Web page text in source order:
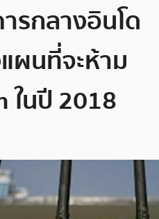
รกลางอินโด
ผนที่จะห้าม
ในปี 2018